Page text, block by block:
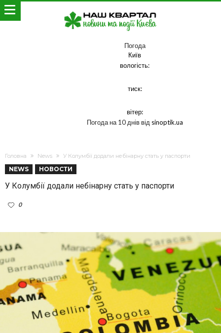
Погода
Київ
вологість:
тиск:
вітер:
Погода на 10 днів від sinoptik.ua
Головна News У Колумбії додали небінарну стать у паспорти
NEWS НОВОСТИ
У Колумбії додали небінарну стать у паспорти
0